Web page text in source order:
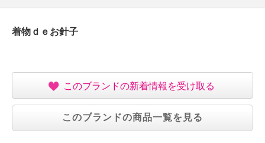
着物ｄｅお針子
このブランドの新着情報を受け取る
このブランドの商品一覧を見る